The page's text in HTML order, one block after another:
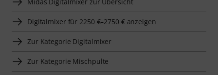
Midas Digitalmixer zur Übersicht
Digitalmixer für 2250 €–2750 € anzeigen
Zur Kategorie Digitalmixer
Zur Kategorie Mischpulte